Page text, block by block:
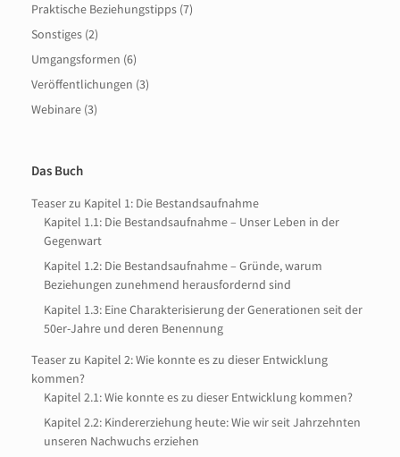
Praktische Beziehungstipps (7)
Sonstiges (2)
Umgangsformen (6)
Veröffentlichungen (3)
Webinare (3)
Das Buch
Teaser zu Kapitel 1: Die Bestandsaufnahme
Kapitel 1.1: Die Bestandsaufnahme – Unser Leben in der
Gegenwart
Kapitel 1.2: Die Bestandsaufnahme – Gründe, warum
Beziehungen zunehmend herausfordernd sind
Kapitel 1.3: Eine Charakterisierung der Generationen seit der
50er-Jahre und deren Benennung
Teaser zu Kapitel 2: Wie konnte es zu dieser Entwicklung
kommen?
Kapitel 2.1: Wie konnte es zu dieser Entwicklung kommen?
Kapitel 2.2: Kindererziehung heute: Wie wir seit Jahrzehnten
unseren Nachwuchs erziehen